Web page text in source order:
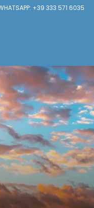
+39 333 571 6035